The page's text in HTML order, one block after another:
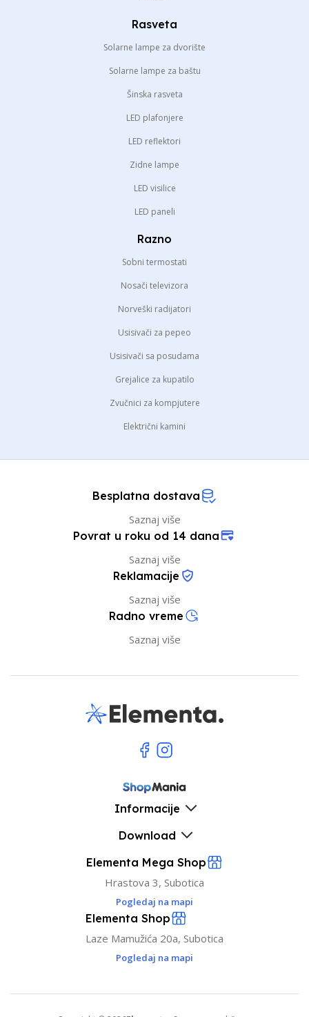
Rasveta
Solarne lampe za dvorište
Solarne lampe za baštu
Šinska rasveta
LED plafonjere
LED reflektori
Zidne lampe
LED visilice
LED paneli
Razno
Sobni termostati
Nosači televizora
Norveški radijatori
Usisivači za pepeo
Usisivači sa posudama
Grejalice za kupatilo
Zvučnici za kompjutere
Električni kamini
Besplatna dostava
Saznaj više
Povrat u roku od 14 dana
Saznaj više
Reklamacije
Saznaj više
Radno vreme
Saznaj više
Informacije
Download
Elementa Mega Shop
Hrastova 3, Subotica
Pogledaj na mapi
Elementa Shop
Laze Mamužića 20a, Subotica
Pogledaj na mapi